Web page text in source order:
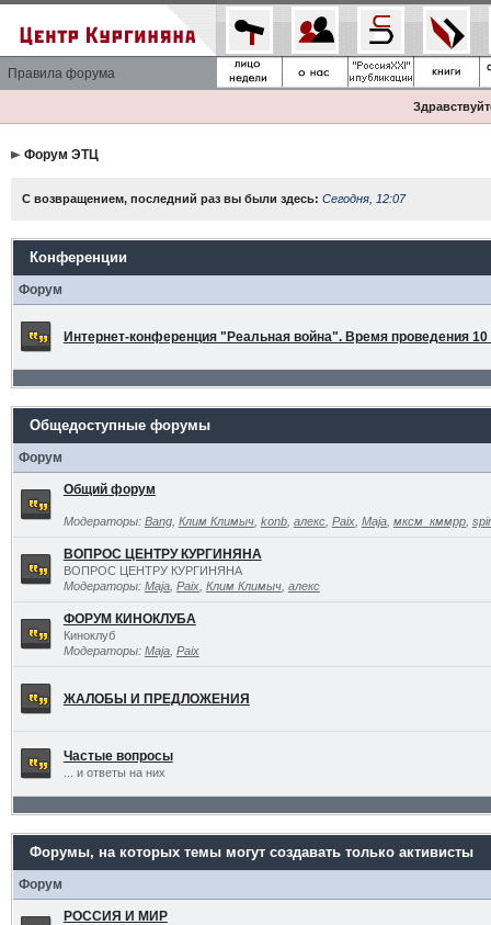
Правила форума
Форум ЭТЦ
С возвращением, последний раз вы были здесь: Сегодня, 12:07
Конференции
Форум
Интернет-конференция "Реальная война". Время проведения 10
Общедоступные форумы
Форум
Общий форум
Модераторы: Bang, Клим Климыч, konb, алекс, Paix, Maja, мксм_кммрр,
ВОПРОС ЦЕНТРУ КУРГИНЯНА
ВОПРОС ЦЕНТРУ КУРГИНЯНА
Модераторы: Maja, Paix, Клим Климыч, алекс
ФОРУМ КИНОКЛУБА
Киноклуб
Модераторы: Maja, Paix
ЖАЛОБЫ И ПРЕДЛОЖЕНИЯ
Частые вопросы
... и ответы на них
Форумы, на которых темы могут создавать только активисты
Форум
РОССИЯ И МИР